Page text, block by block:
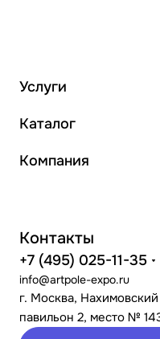
Услуги
Каталог
Компания
Контакты
+7 (495) 025-11-35
info@artpole-expo.ru
г. Москва,
павильон 2, место №